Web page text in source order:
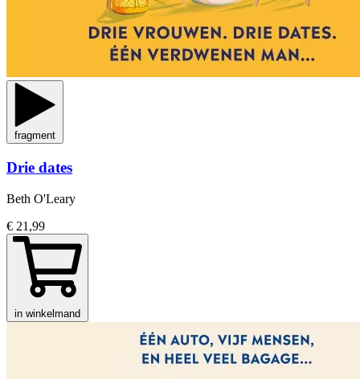
fragment
Drie dates
Beth O'Leary
€ 21,99
in winkelmand